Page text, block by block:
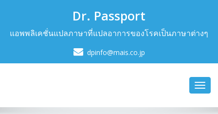
Dr. Passport
แอพพลิเคชั่นแปลภาษาที่แปลอาการของโรคเป็นภาษาต่างๆ
dpinfo@mais.co.jp